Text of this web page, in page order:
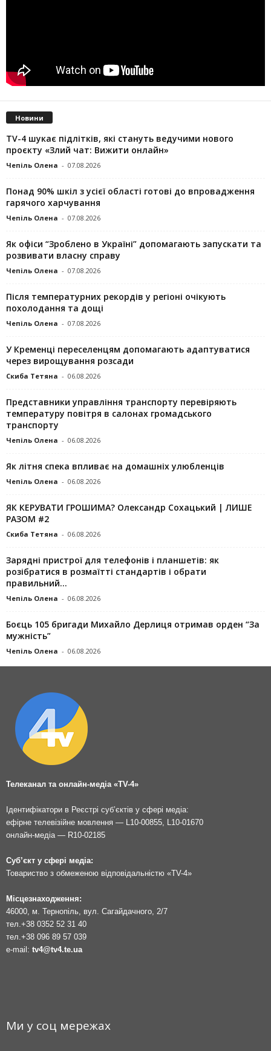
Новини
TV-4 шукає підлітків, які стануть ведучими нового
проєкту «Злий чат: Вижити онлайн»
Чепіль Олена - 07.08.2026
Понад 90% шкіл з усієї області готові до впровадження
гарячого харчування
Чепіль Олена - 07.08.2026
Як офіси “Зроблено в Україні” допомагають запускaти та
розвивати власну справу
Чепіль Олена - 07.08.2026
Після температурних рекордів у регіоні очікують
похолодання та дощі
Чепіль Олена - 07.08.2026
У Кременці переселенцям допомагають адаптуватися
через вирощування розсади
Скиба Тетяна - 06.08.2026
Представники управління транспорту перевіряють
температуру повітря в салонах громадського
транспорту
Чепіль Олена - 06.08.2026
Як літня спека впливає на домашніх улюбленців
Чепіль Олена - 06.08.2026
ЯК КЕРУВАТИ ГРОШИМА? Олександр Сохацький | ЛИШЕ
РАЗОМ #2
Скиба Тетяна - 06.08.2026
Зарядні пристрої для телефонів і планшетів: як
розібратися в розмаїтті стандартів і обрати
правильний...
Чепіль Олена - 06.08.2026
Боєць 105 бригади Михайло Дерлиця отримав орден “За
мужність”
Чепіль Олена - 06.08.2026
Телеканал та онлайн-медіа «TV-4»
Ідентифікатори в Реєстрі суб’єктів у сфері медіа:
ефірне телевізійне мовлення — L10-00855, L10-01670
онлайн-медіа — R10-02185
Суб’єкт у сфері медіа:
Товариство з обмеженою відповідальністю «TV-4»
Місцезнаходження:
46000, м. Тернопіль, вул. Сагайдачного, 2/7
тел.+38 0352 52 31 40
тел.+38 096 89 57 039
e-mail: tv4@tv4.te.ua
Ми у соц мережах